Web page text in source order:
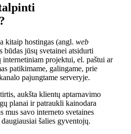
kitaip hostingas (angl. web
būdas jūsų svetainei atsidurti
internetiniam projektui, el. paštui ar
patikimame, galingame, prie
pajungtame serveryje.
aukšta klientų aptarnavimo
planai ir patraukli kainodara
mus savo interneto svetaines
šalies gyventojų.